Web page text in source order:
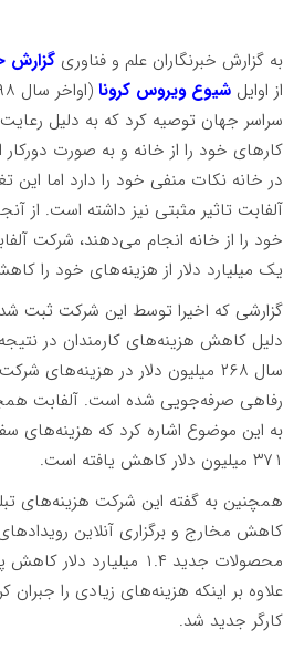
به گزارش خبرنگاران علم و فناوریگزارش
از اوایلشیوع ویروس کرونا
سراسر جهان توصیه کرد که به دلیل
کارهای خود را از خانه و به صورت
در خانه نکات منفی خود را دارد اما این
آلفابت تاثیر مثبتی نیز داشته است. از
خود را از خانه انجام می‌دهند، شرکت
یک میلیارد دلار از هزینه‌های خود را
گزارشی که اخیرا توسط این شرکت ثبت
دلیل کاهش هزینه‌های کارمندان در
سال ۲۶۸ میلیون دلار در
رفاهی صرفه‌جویی شده است. آلفابت
به این موضوع اشاره کرد که هزینه‌های
۳۷۱ میلیون دلار کاهش یافته است.
همچنین به گفته این شرکت هزینه‌های
کاهش مخارج و برگزاری آنلاین
محصولات جدید ۱.۴
علاوه بر اینکه هزینه‌های زیادی را جبران
کارگر جدید شد.